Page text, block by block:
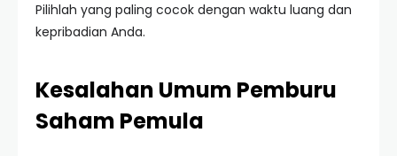
Pilihlah yang paling cocok dengan waktu luang dan
kepribadian Anda.
Kesalahan Umum Pemburu
Saham Pemula